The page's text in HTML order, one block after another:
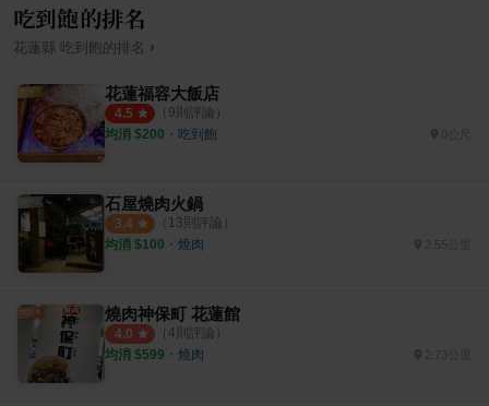
吃到飽的排名
花蓮縣 吃到飽的排名 ›
花蓮福容大飯店
4.5 （ 9則評論）
均消 $200 ・ 吃到飽
石屋燒肉火鍋
3.4 （ 13則評論）
均消 $100 ・ 燒肉 2.55公里
燒肉神保町 花蓮館
4.0 （ 4則評論）
均消 $599 ・ 燒肉 2.73公里